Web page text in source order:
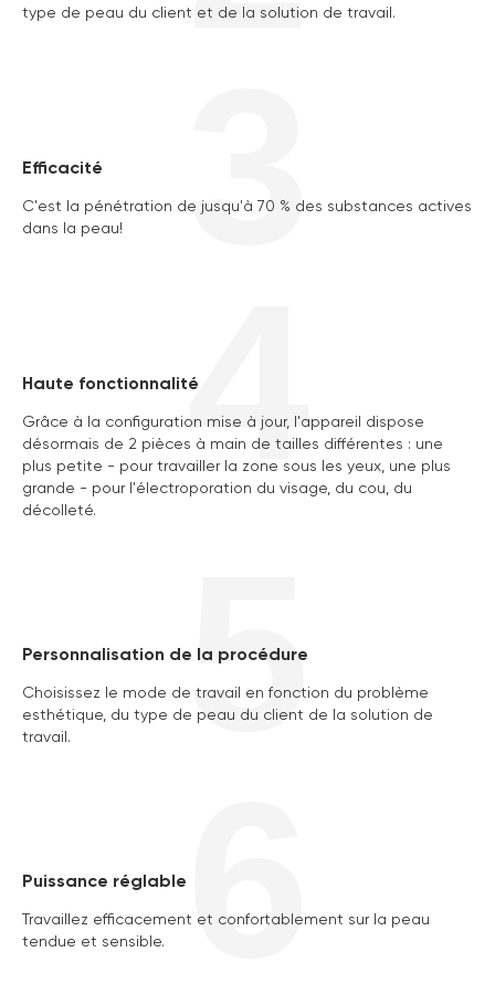
type de peau du client et de la solution de travail.
Efficacité
C'est la pénétration de jusqu'à 70 % des substances actives
dans la peau!
3
Haute fonctionnalité
Grâce à la configuration mise à jour, l'appareil dispose
désormais de 2 pièces à main de tailles différentes : une
plus petite - pour travailler la zone sous les yeux, une plus
grande - pour l'électroporation du visage, du cou, du
décolleté.
4
Personnalisation de la procédure
Choisissez le mode de travail en fonction du problème
esthétique, du type de peau du client de la solution de
travail.
5
Puissance réglable
Travaillez efficacement et confortablement sur la peau
tendue et sensible.
6